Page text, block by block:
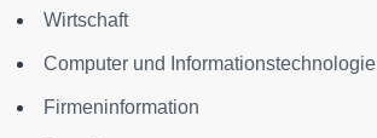
Wirtschaft
Computer und Informationstechnologie
Firmeninformation